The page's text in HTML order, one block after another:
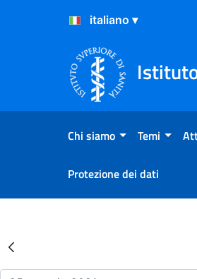
Salta al Contenuto
Salta al Footer
Chi siamo Temi
Protezione dei dati
Risultati della